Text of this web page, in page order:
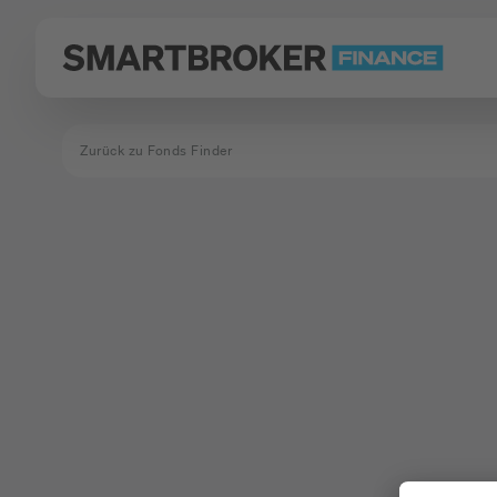
Zurück zu Fonds Finder